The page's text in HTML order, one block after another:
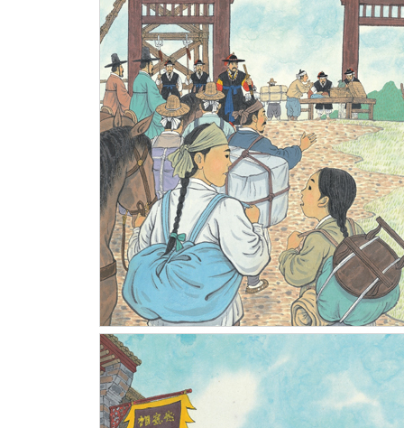
7월 30일 최고 장관
8월 1일 연경
글쓴이의 말 214
박지원과 『열하일기』 216